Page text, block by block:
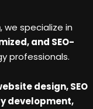
, we specialize in
and SEO-
professionals.
design, SEO
development,